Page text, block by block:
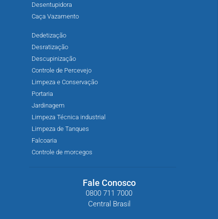
Desentupidora
Caça Vazamento
Dedetização
Desratização
Descupinização
Controle de Percevejo
Limpeza e Conservação
Portaria
Jardinagem
Limpeza Técnica industrial
Limpeza de Tanques
Falcoaria
Controle de morcegos
Fale Conosco
0800 711 7000
Central Brasil